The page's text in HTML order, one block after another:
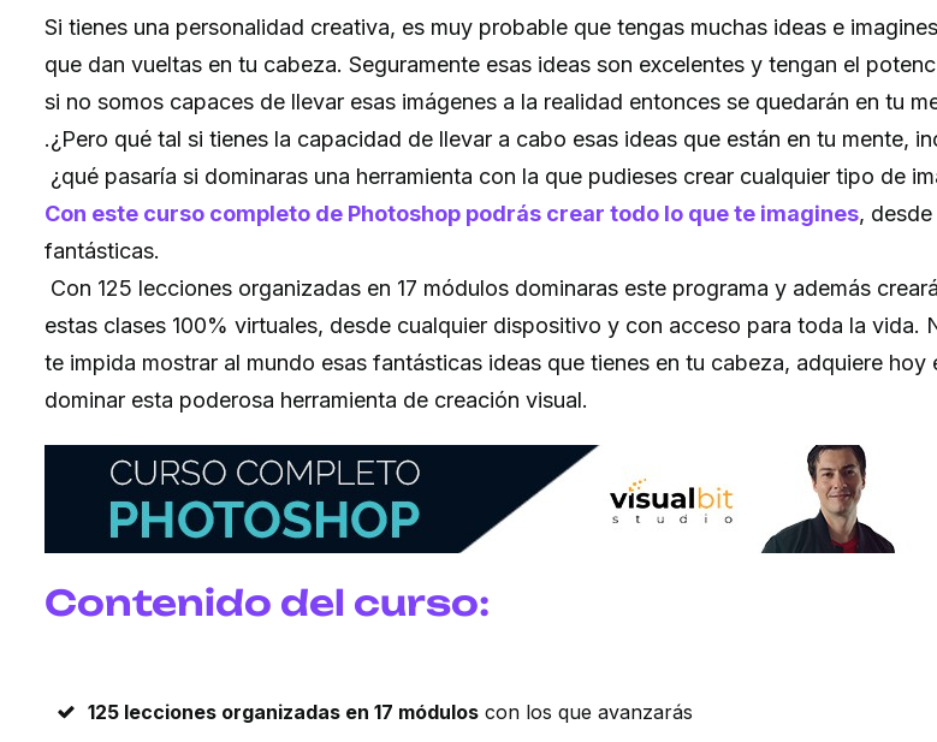
Si tienes una personalidad creativa, es muy probable que tengas muchas ideas e
que dan vueltas en tu cabeza. Seguramente esas ideas son excelentes y tengan el
si no somos capaces de llevar esas imágenes a la realidad entonces se quedarán en tu
.¿Pero qué tal si tienes la capacidad de llevar a cabo esas ideas que están en tu mente,
¿qué pasaría si dominaras una herramienta con la que pudieses crear cualquier tipo de
Con este curso completo de Photoshop podrás crear todo lo que te imagines,
fantásticas.
Con 125 lecciones organizadas en 17 módulos dominaras este programa y además
estas clases 100% virtuales, desde cualquier dispositivo y con acceso para toda la
te impida mostrar al mundo esas fantásticas ideas que tienes en tu cabeza, adquiere
dominar esta poderosa herramienta de creación visual.
Contenido del curso:
125 lecciones organizadas en 17 módulos con los que avanzarás